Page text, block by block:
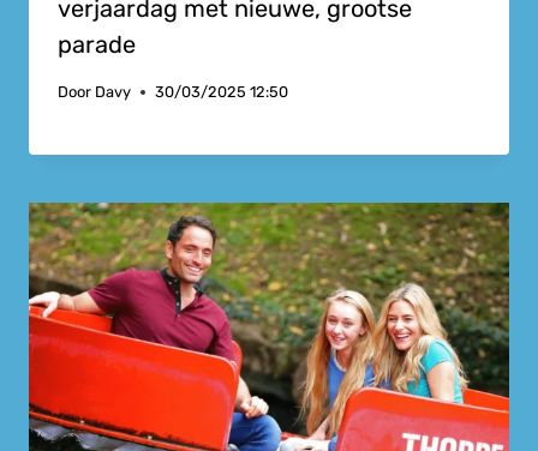
verjaardag met nieuwe, grootse
parade
Door Davy 30/03/2025 12:50